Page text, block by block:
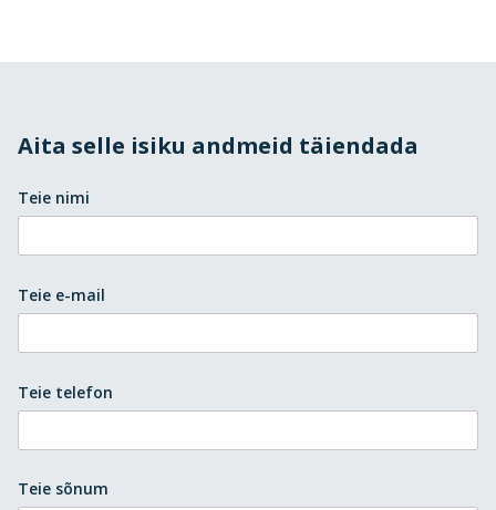
Aita selle isiku andmeid täiendada
Teie nimi
Teie e-mail
Teie telefon
Teie sõnum